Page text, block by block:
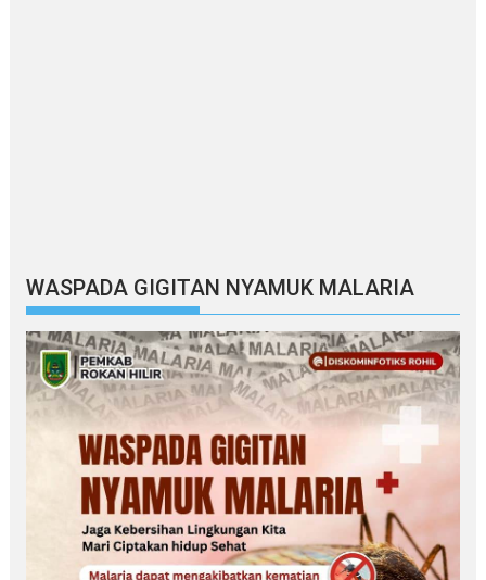
WASPADA GIGITAN NYAMUK MALARIA